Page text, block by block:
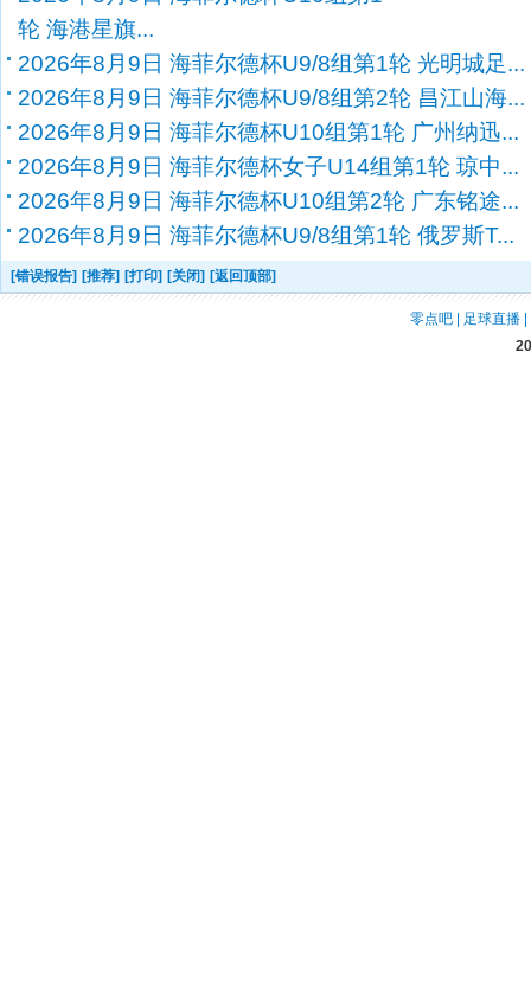
轮 海港星旗...
2026年8月9日 海菲尔德杯U9/8组第1轮 光明城足...
2026年8月9日 海菲尔德杯U9/8组第2轮 昌江山海...
2026年8月9日 海菲尔德杯U10组第1轮 广州纳迅...
2026年8月9日 海菲尔德杯女子U14组第1轮 琼中...
2026年8月9日 海菲尔德杯U10组第2轮 广东铭途...
2026年8月9日 海菲尔德杯U9/8组第1轮 俄罗斯T...
[错误报告] [推荐] [打印] [关闭] [返回顶部]
零点吧 | 足球直播 |